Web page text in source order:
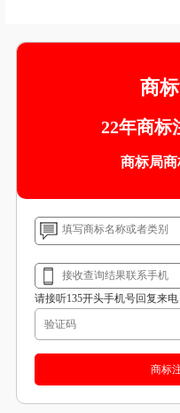
商
22年商标
商标局商
请接听135开头手机号回复来电